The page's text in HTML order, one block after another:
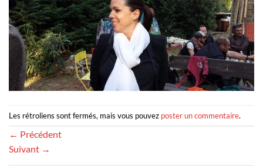
Les rétroliens sont fermés, mais vous pouvez poster un commentaire.
← Précédent
Suivant →